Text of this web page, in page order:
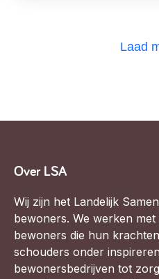
Laad
Over LSA
Wij zijn het Landelijk
bewoners. We werken
bewoners die hun
schouders onder
bewonersbedrijven tot